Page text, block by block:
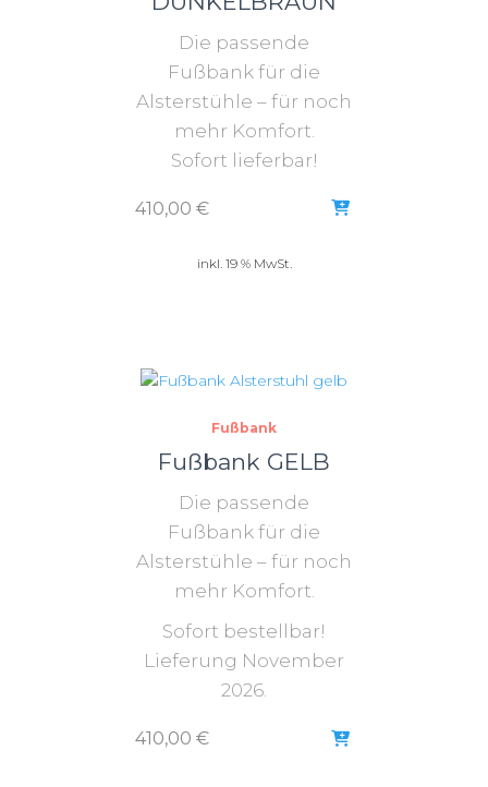
Die passende
Fußbank für die
Alsterstühle – für noch
mehr Komfort.
Sofort lieferbar!
410,00 €
inkl. 19 % MwSt.
Fußbank
Fußbank GELB
Die passende
Fußbank für die
Alsterstühle – für noch
mehr Komfort.
Sofort bestellbar!
Lieferung November
2026.
410,00 €